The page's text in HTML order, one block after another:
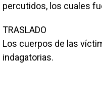
percutidos, los cuales
TRASLADO
Los cuerpos de las
indagatorias.